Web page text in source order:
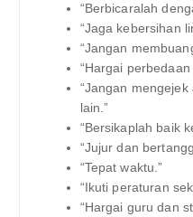
“Berbicaralah
“Jaga kebersihan
“Jangan
“Hargai
“Jangan
lain.”
“Bersikaplah baik
“Jujur dan
“Tepat waktu.”
“Ikuti peraturan
“Hargai guru dan